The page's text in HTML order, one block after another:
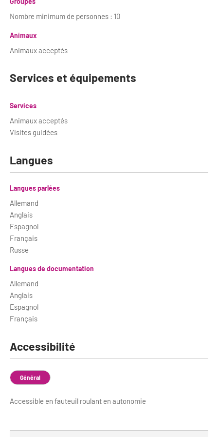
Annuaire accessibilité
Le Label Villes et Villages Fleuris
S'investir dans le label
Remise des Prix
Inscription à la newsletter
Institutionnels du tourisme
Grands Evènements
Nombre minimum de personnes : 10
Animaux
Animaux acceptés
Services et équipements
Services
Animaux acceptés
Visites guidées
Langues
Langues parlées
Allemand
Anglais
Espagnol
Français
Russe
Langues de documentation
Allemand
Anglais
Espagnol
Français
Accessibilité
Général
Accessible en fauteuil roulant en autonomie